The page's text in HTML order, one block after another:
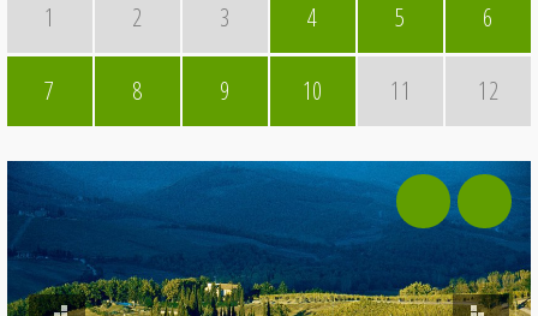
1
2 3 4 5 6
7 8 9 10 11 12